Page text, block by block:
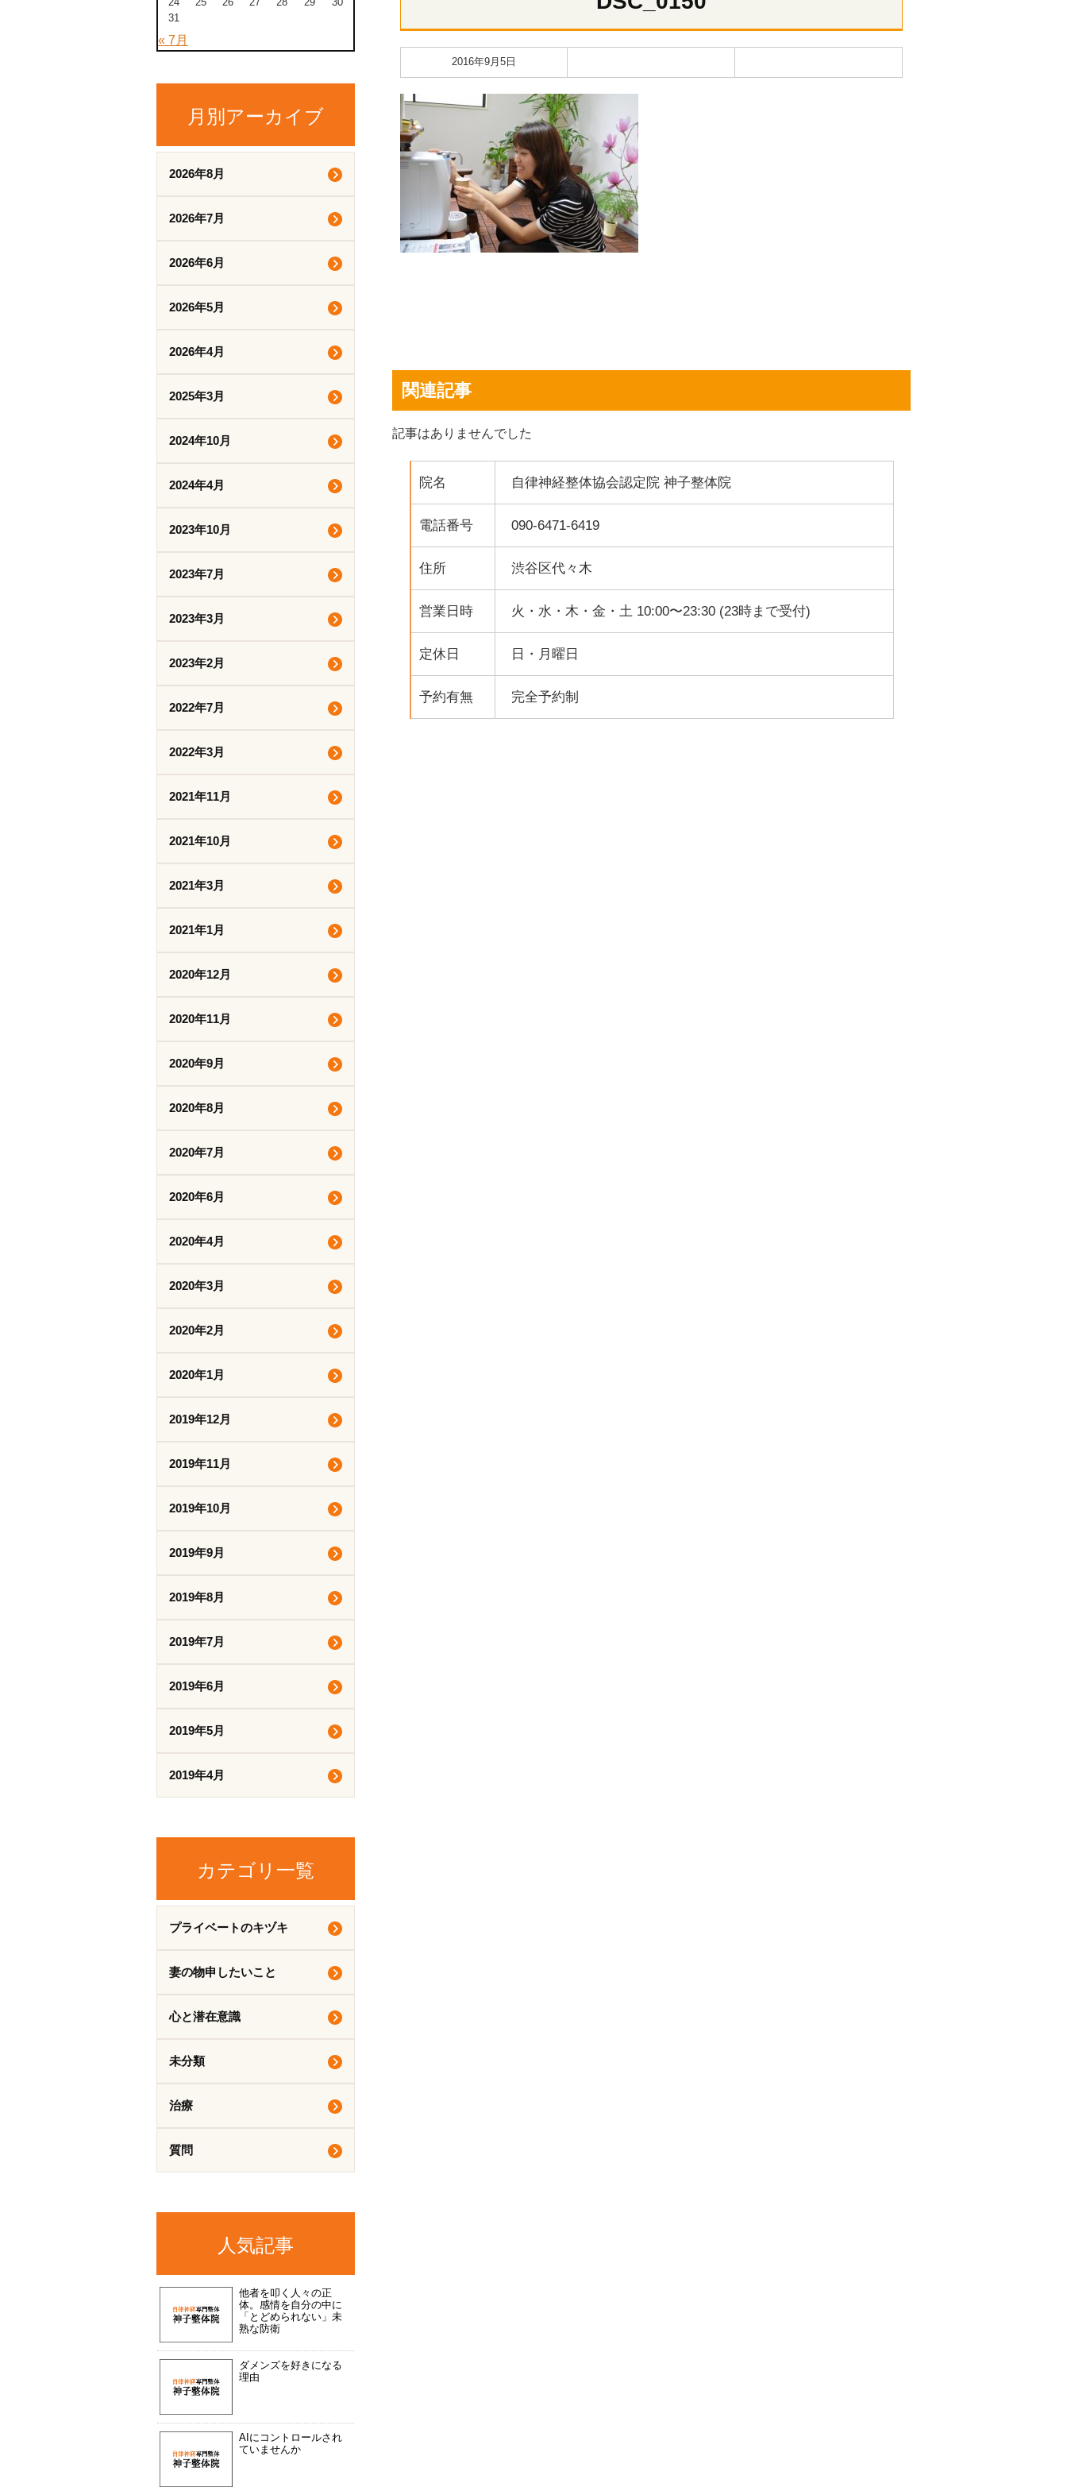
2016年9月5日
関連記事
記事はありませんでした
院名 自律神経整体協会認定院 神子整体院
電話番号 090-6471-6419
住所 渋谷区代々木
営業日時 火・水・木・金・土 10:00〜23:30 (23時まで受付)
定休日 日・月曜日
予約有無 完全予約制
31
« 7月
月別アーカイブ
2026年8月
2026年7月
2026年6月
2026年5月
2026年4月
2025年3月
2024年10月
2024年4月
2023年10月
2023年7月
2023年3月
2023年2月
2022年7月
2022年3月
2021年11月
2021年10月
2021年3月
2021年1月
2020年12月
2020年11月
2020年9月
2020年8月
2020年7月
2020年6月
2020年4月
2020年3月
2020年2月
2020年1月
2019年12月
2019年11月
2019年10月
2019年9月
2019年8月
2019年7月
2019年6月
2019年5月
2019年4月
カテゴリ一覧
プライベートのキヅキ
妻の物申したいこと
心と潜在意識
未分類
治療
質問
人気記事
他者を叩く人々の正
体。感情を自分の中に
「とどめられない」未
熟な防衛
ダメンズを好きになる
理由
AIにコントロールされ
ていませんか